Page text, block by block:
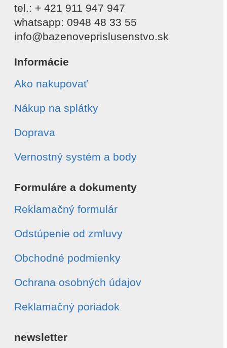
tel.: + 421 911 947 947
whatsapp: 0948 48 33 55
info@bazenoveprislusenstvo.sk
Informácie
Ako nakupovať
Nákup na splátky
Doprava
Vernostný systém a body
Formuláre a dokumenty
Reklamačný formulár
Odstúpenie od zmluvy
Obchodné podmienky
Ochrana osobných údajov
Reklamačný poriadok
newsletter